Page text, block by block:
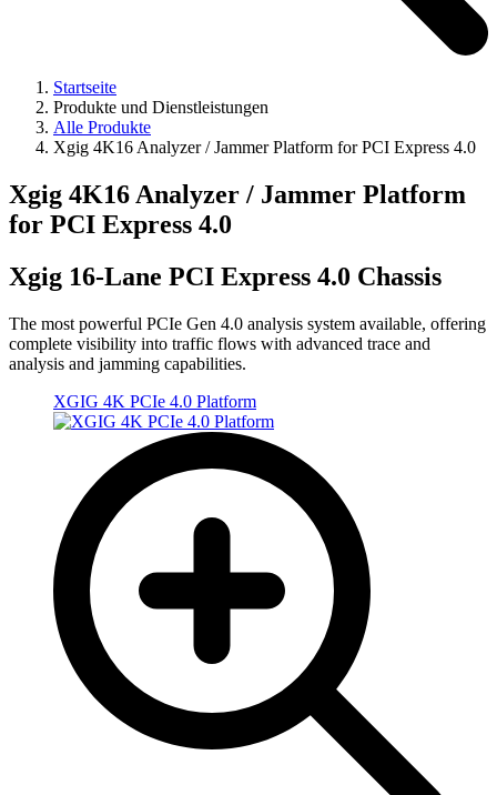
Startseite
Produkte und Dienstleistungen
Alle Produkte
Xgig 4K16 Analyzer / Jammer Platform for PCI Express 4.0
Xgig 4K16 Analyzer / Jammer Platform
for PCI Express 4.0
Xgig 16-Lane PCI Express 4.0 Chassis
The most powerful PCIe Gen 4.0 analysis system available, offering
complete visibility into traffic flows with advanced trace and
analysis and jamming capabilities.
XGIG 4K PCIe 4.0 Platform